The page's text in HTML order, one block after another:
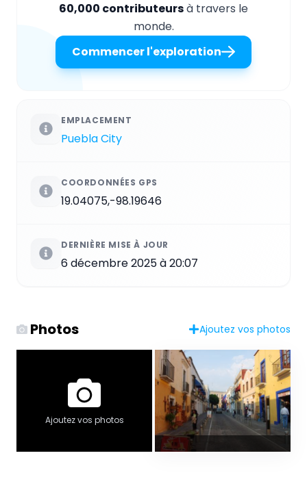
60,000 contributeursà travers le
monde.
Commencer l'exploration
EMPLACEMENT
Puebla City
COORDONNÉES GPS
19.04075,-98.19646
DERNIÈRE MISE À JOUR
6 décembre 2025 à 20:07
Photos Ajoutez vos photos
Ajoutez vos photos